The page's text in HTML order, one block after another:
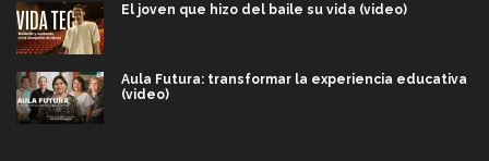
El joven que hizo del baile su vida (video)
Aula Futura: transformar la experiencia educativa
(video)